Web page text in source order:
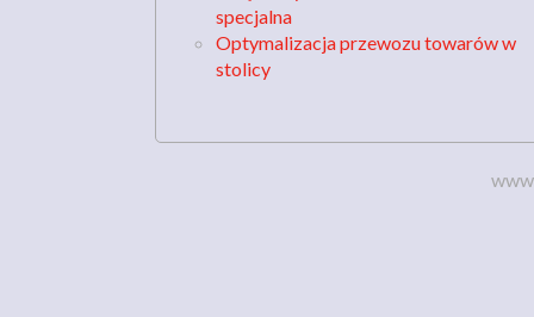
specjalna
Optymalizacja przewozu towarów w
stolicy